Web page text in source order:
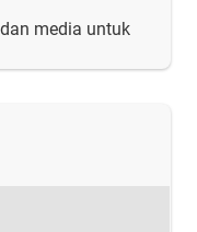
media untuk